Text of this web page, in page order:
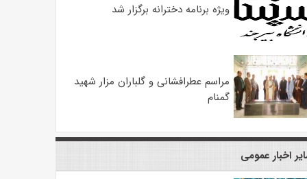
ویژه برنامه دخترانه برگزار شد
مراسم عطرافشانی و گلباران مزار شهید
گمنام
اخبار عمومی